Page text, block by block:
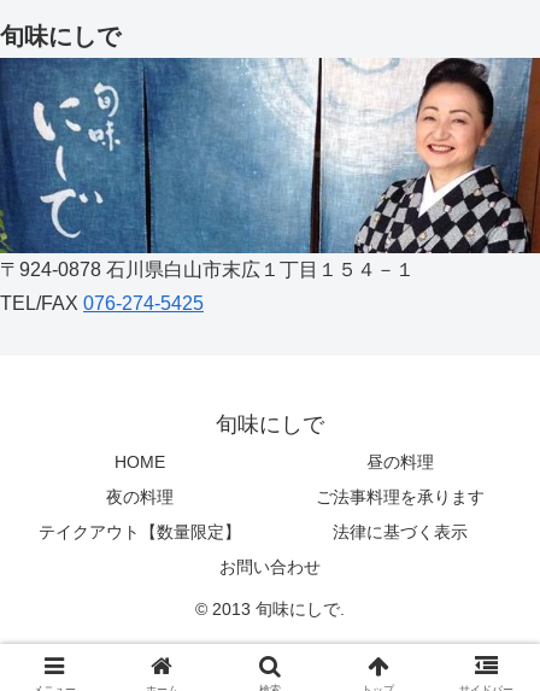
旬味にしで
〒924-0878 石川県白山市末広１丁目１５４－１
TEL/FAX 076-274-5425
旬味にしで
HOME
昼の料理
夜の料理
ご法事料理を承ります
テイクアウト【数量限定】
法律に基づく表示
お問い合わせ
© 2013 旬味にしで.